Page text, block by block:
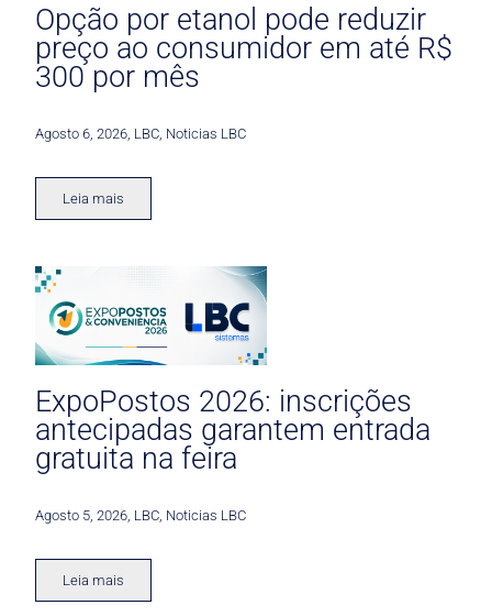
Opção por etanol pode reduzir
preço ao consumidor em até R$
300 por mês
Agosto 6, 2026 LBC Noticias LBC
Leia mais
ExpoPostos 2026: inscrições
antecipadas garantem entrada
gratuita na feira
Agosto 5, 2026 LBC Noticias LBC
Leia mais